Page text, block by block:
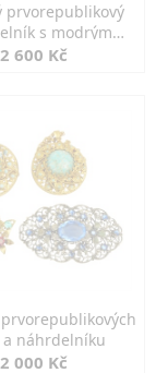
prvorepublikový
s modrým
spinelem
2 600 Kč
náhrdelníku
2 000 Kč